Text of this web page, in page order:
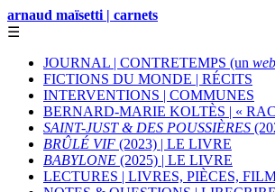
arnaud maïsetti | carnets
☰
JOURNAL | CONTRETEMPS (un
FICTIONS DU MONDE | RÉCITS
INTERVENTIONS | COMMUNES
BERNARD-MARIE KOLTÈS | «
SAINT-JUST & DES POUSSIÈRES
BRÛLÉ VIF (2023) | LE LIVRE
BABYLONE (2025) | LE LIVRE
LECTURES | LIVRES, PIÈCES,